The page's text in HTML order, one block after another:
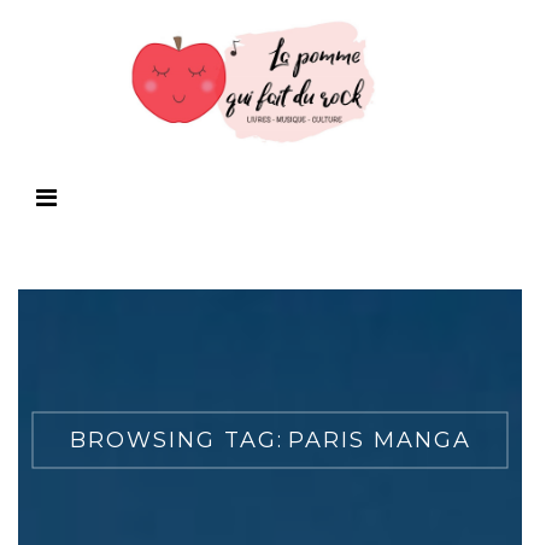
BROWSING TAG: PARIS MANGA